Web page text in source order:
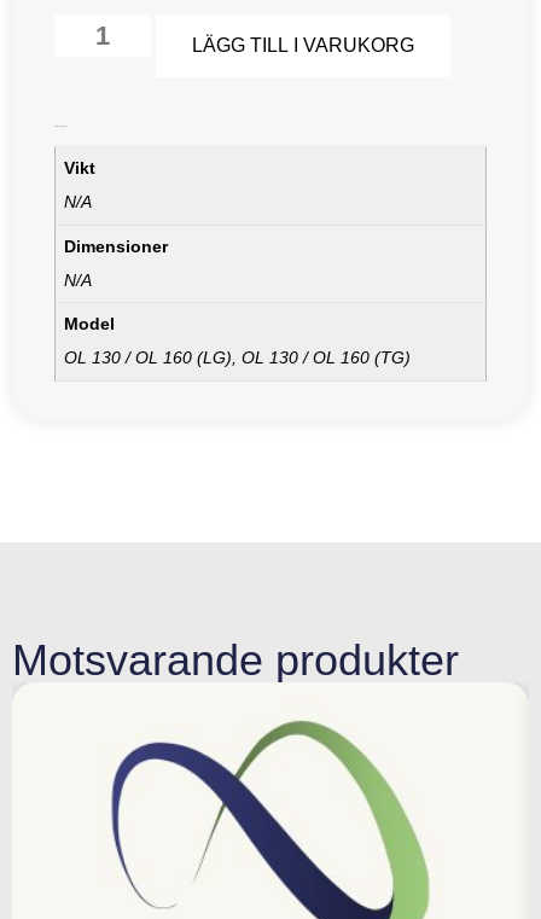
LÄGG TILL I VARUKORG
Vikt
N/A
Dimensioner
N/A
Model
OL 130 / OL 160 (LG), OL 130 / OL 160 (TG)
Motsvarande produkter